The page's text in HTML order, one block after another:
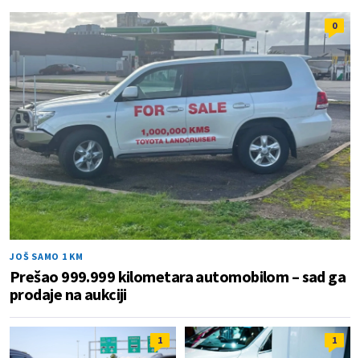
0
JOŠ SAMO 1 KM
Prešao 999.999 kilometara automobilom – sad ga
prodaje na aukciji
1 1